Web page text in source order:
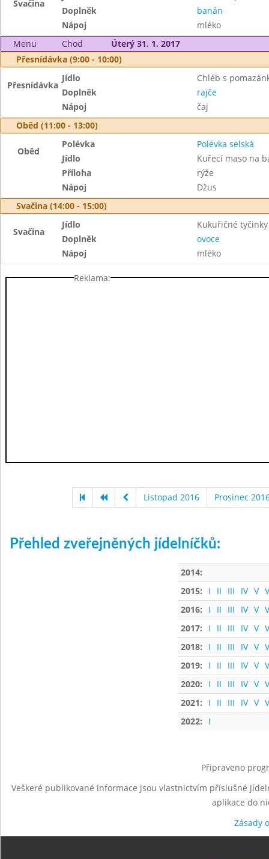
Svačina
Doplněk
banán
Nápoj
mléko
Menu
Chod
Úterý 31. 1. 2017
Přesnídávka (9:00 - 10:00)
Přesnídávka
Jídlo
Chléb s
Doplněk
rajče
Nápoj
čaj
Oběd (11:00 - 13:00)
Oběd
Polévka
Polévka selská
Jídlo
Kuřecí maso na
Příloha
rýže
Nápoj
Džus
Svačina (14:00 - 15:00)
Svačina
Jídlo
Kukuřičné tyčinky
Doplněk
ovoce
Nápoj
mléko
Reklama:
Listopad 2016 Prosinec
Přehled zveřejněných jídelníčků:
2014:
2015:
I II III IV V
2016:
I II III IV V
2017:
I II III IV V
2018:
I II III IV V
2019:
I II III IV V
2020:
I II III IV V
2021:
I II III IV V
2022:
I
Připraveno
Veškeré publikované informace jsou vlastnictvím příslušné
aplikace do
Zásady